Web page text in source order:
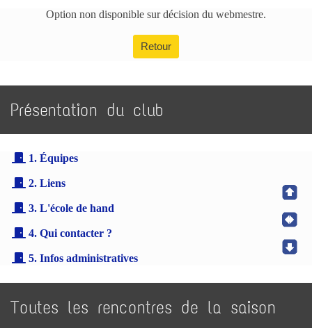
Option non disponible sur décision du webmestre.
Retour
Présentation du club
1. Équipes
2. Liens
3. L'école de hand
4. Qui contacter ?
5. Infos administratives
Toutes les rencontres de la saison